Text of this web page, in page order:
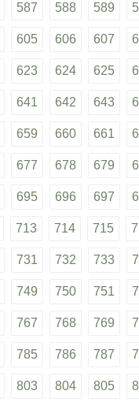
587 588 589
605 606 607
623 624 625
641 642 643
659 660 661
677 678 679
695 696 697
713 714 715
731 732 733
749 750 751
767 768 769
785 786 787
803 804 805